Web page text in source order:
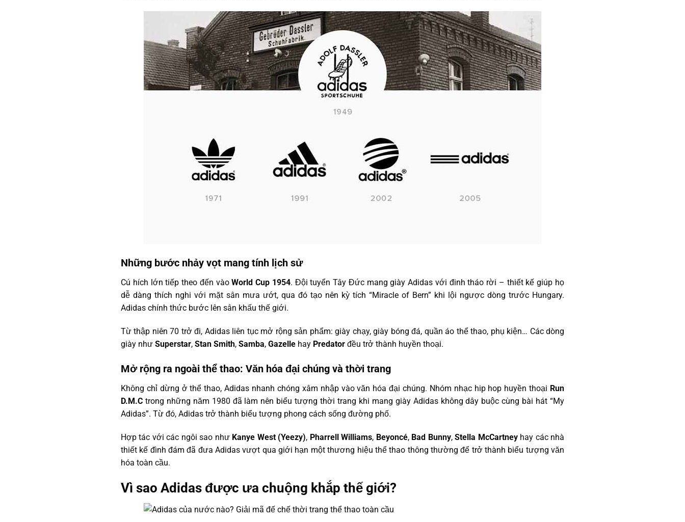
Những bước nhảy vọt mang tính lịch sử
Cú hích lớn tiếp theo đến vàoWorld Cup 1954. Đội tuyển Tây Đức mang giày Adidas với đinh tháo rời – thiết kế giúp họ
dễ dàng thích nghi với mặt sân mưa ướt, qua đó tạo nên kỳ tích “Miracle of Bern” khi lội ngược dòng trước Hungary.
Adidas chính thức bước lên sân khấu thế giới.
Từ thập niên 70 trở đi, Adidas liên tục mở rộng sản phẩm: giày chạy, giày bóng đá, quần áo thể thao, phụ kiện… Các dòng
giày như Superstar, Stan Smith, Samba, Gazelle hay Predator đều trở thành huyền thoại.
Mở rộng ra ngoài thể thao: Văn hóa đại chúng và thời trang
Không chỉ dừng ở thể thao, Adidas nhanh chóng xâm nhập vào văn hóa đại chúng. Nhóm nhạc hip hop huyền thoại Run
D.M.C trong những năm 1980 đã làm nên biểu tượng thời trang khi mang giày Adidas không dây buộc cùng bài hát “My
Adidas”. Từ đó, Adidas trở thành biểu tượng phong cách sống đường phố.
Hợp tác với các ngôi sao như Kanye West (Yeezy), Pharrell Williams, Beyoncé, Bad Bunny,Stella McCartneyhay các nhà
thiết kế đình đám đã đưa Adidas vượt qua giới hạn một thương hiệu thể thao thông thường để trở thành biểu tượng văn
hóa toàn cầu.
Vì sao Adidas được ưa chuộng khắp thế giới?